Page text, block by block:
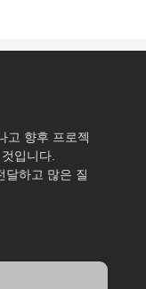
고 향후 프로젝
입니다.
달하고 많은 질